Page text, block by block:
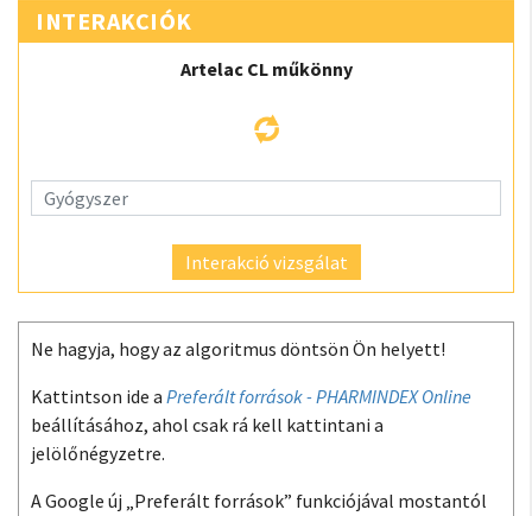
INTERAKCIÓK
Artelac CL műkönny
Interakció vizsgálat
Ne hagyja, hogy az algoritmus döntsön Ön helyett!
Kattintson ide a Preferált források - PHARMINDEX Online
beállításához, ahol csak rá kell kattintani a
jelölőnégyzetre.
A Google új „Preferált források” funkciójával mostantól